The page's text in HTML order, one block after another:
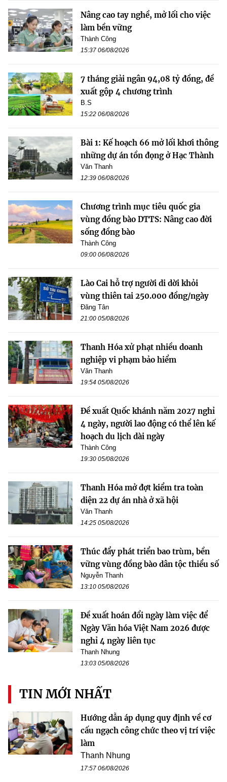
Nâng cao tay nghề, mở lối cho việc
làm bền vững
Thành Công
15:37 06/08/2026
7 tháng giải ngân 94,08 tỷ đồng, đề
xuất gộp 4 chương trình
B.S
15:22 06/08/2026
Bài 1: Kế hoạch 66 mở lối khơi thông
những dự án tồn đọng ở Hạc Thành
Văn Thanh
12:39 06/08/2026
Chương trình mục tiêu quốc gia
vùng đồng bào DTTS: Nâng cao đời
sống đồng bào
Thành Công
09:00 06/08/2026
Lào Cai hỗ trợ người di dời khỏi
vùng thiên tai 250.000 đồng/ngày
Đăng Tân
21:00 05/08/2026
Thanh Hóa xử phạt nhiều doanh
nghiệp vi phạm bảo hiểm
Văn Thanh
19:54 05/08/2026
Đề xuất Quốc khánh năm 2027 nghỉ
4 ngày, người lao động có thể lên kế
hoạch du lịch dài ngày
Thành Công
19:30 05/08/2026
Thanh Hóa mở đợt kiểm tra toàn
diện 22 dự án nhà ở xã hội
Văn Thanh
14:25 05/08/2026
Thúc đẩy phát triển bao trùm, bền
vững vùng đồng bào dân tộc thiểu số
Nguyễn Thanh
13:10 05/08/2026
Đề xuất hoán đổi ngày làm việc để
Ngày Văn hóa Việt Nam 2026 được
nghỉ 4 ngày liên tục
Thanh Nhung
13:03 05/08/2026
TIN MỚI NHẤT
Hướng dẫn áp dụng quy định về cơ
cấu ngạch công chức theo vị trí việc
làm
Thanh Nhung
17:57 06/08/2026